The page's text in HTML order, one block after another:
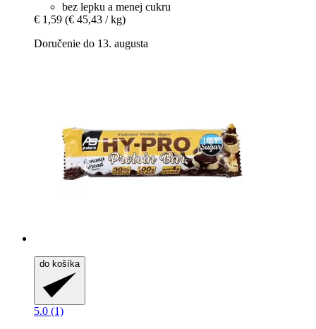
bez lepku a menej cukru
€ 1,59 (€ 45,43 / kg)
Doručenie do 13. augusta
do košíka
5.0 (1)